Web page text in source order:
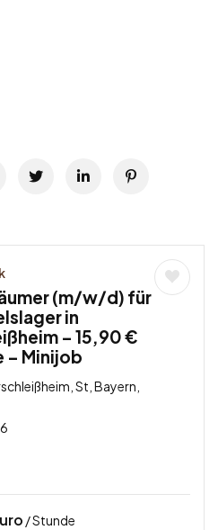
(m/w/d) für
in
– 15,90 €
– Minijob
St, Bayern,
/ Stunde